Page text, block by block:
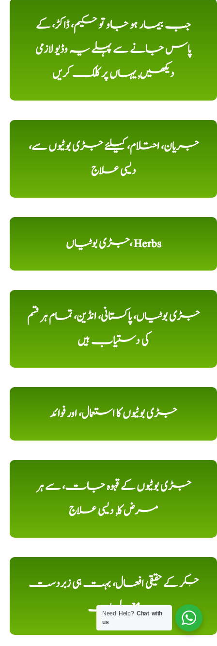
جب بیمار ہو جاو تو حکیم، ڈاکڑ، کے
پاس جانے سے پہلے یہ وڈیو لازمی
دیکھیں, یہاں پر کلک کریں
جریان، احتلام، کیلئے جڑی بوٹیوں سے،
دیسی علاج
جڑی بوٹیاں، Herbs
جڑی بوٹیاں، پاکستانی، انڈین، تمام ہر قسم
کی دستیاب ہیں
جڑی بوٹیوں کا استعمال، اور فوائد
جڑی بوٹیوں کے قہوہ جات، سے ہر
مرض کا, دیسی علاج
جگر کے حقیقی افعال، بہت ہی زبردست
معلومات
Need Help?Chat with
us